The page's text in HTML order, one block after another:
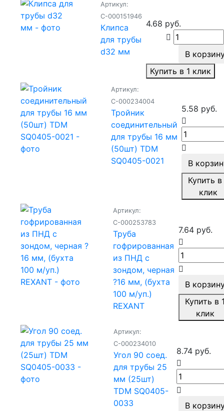
Артикул:
С-000151946
Клипса
для трубы
d32 мм
4.68 руб.
В
Купить в 1 клик
Артикул:
С-000234004
Тройник
соединительный
для трубы 16 мм
(50шт) TDM
SQ0405-0021
5.58 руб.
В
Купить в
клик
Артикул:
С-000253783
Труба
гофрированная
из ПНД с
зондом, черная
?16 мм, (бухта
100 м/уп.)
REXANT
7.64 руб.
В
Купить в
клик
Артикул:
С-000234010
Угол 90 соед.
для трубы 25
мм (25шт)
TDM SQ0405-
0033
8.74 руб.
В